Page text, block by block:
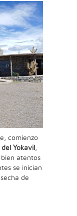
comienzo
Yokavil ,
bien atentos
se inician
de